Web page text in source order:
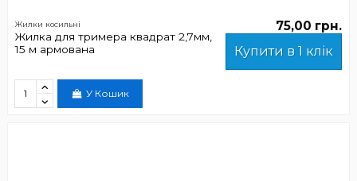
Жилки косильні
Жилка для тримера квадрат 2,7мм,
15 м армована
75,00 грн.
Купити в 1 клік
У Кошик